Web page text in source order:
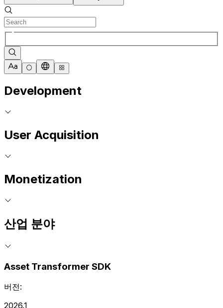
Development
User Acquisition
Monetization
산업 분야
Asset Transformer SDK
버전:
2026.1